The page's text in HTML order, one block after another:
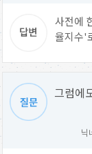
사전에
율지수'
그럼에